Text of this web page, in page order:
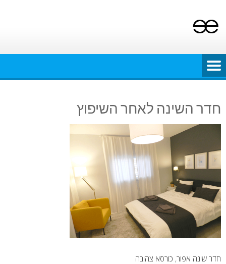
content
חדר השינה לאחר השיפוץ
חדר שינה אפור, כורסא צהובה